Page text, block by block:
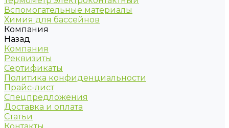
Вспомогательные материалы
Химия для бассейнов
Компания
Назад
Компания
Реквизиты
Сертификаты
Политика конфиденциальности
Прайс-лист
Спецпредложения
Доставка и оплата
Статьи